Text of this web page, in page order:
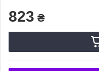
823 ₴